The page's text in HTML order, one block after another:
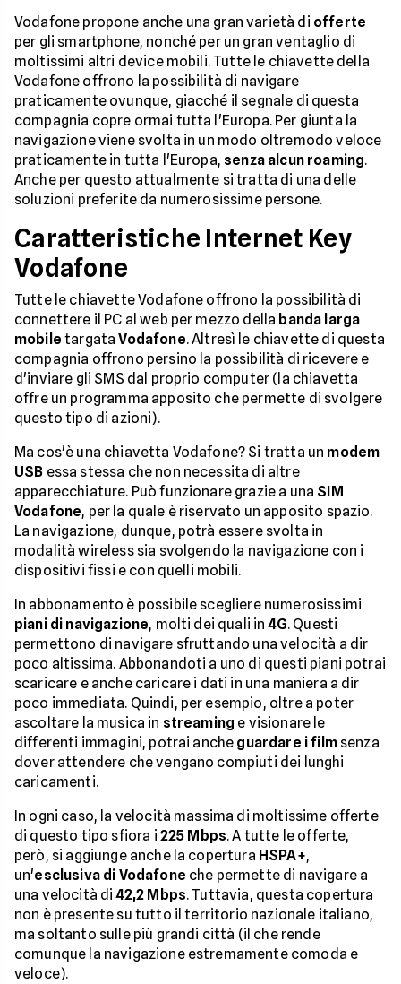
Vodafone propone anche una gran varietà di offerte
per gli smartphone, nonché per un gran ventaglio di
moltissimi altri device mobili. Tutte le chiavette della
Vodafone offrono la possibilità di navigare
praticamente ovunque, giacché il segnale di questa
compagnia copre ormai tutta l'Europa. Per giunta la
navigazione viene svolta in un modo oltremodo veloce
praticamente in tutta l'Europa, senza alcun roaming.
Anche per questo attualmente si tratta di una delle
soluzioni preferite da numerosissime persone.
Caratteristiche Internet Key
Vodafone
Tutte le chiavette Vodafone offrono la possibilità di
connettere il PC al web per mezzo della banda larga
mobile targataVodafone. Altresì le chiavette di questa
compagnia offrono persino la possibilità di ricevere e
d'inviare gli SMS dal proprio computer (la chiavetta
offre un programma apposito che permette di svolgere
questo tipo di azioni).
Ma cos'è una chiavetta Vodafone? Si tratta un modem
USB essa stessa che non necessita di altre
apparecchiature. Può funzionare grazie a una SIM
Vodafone, per la quale è riservato un apposito spazio.
La navigazione, dunque, potrà essere svolta in
modalità wireless sia svolgendo la navigazione con i
dispositivi fissi e con quelli mobili.
In abbonamento è possibile scegliere numerosissimi
piani di navigazione, molti dei quali in4G. Questi
permettono di navigare sfruttando una velocità a dir
poco altissima. Abbonandoti a uno di questi piani potrai
scaricare e anche caricare i dati in una maniera a dir
poco immediata. Quindi, per esempio, oltre a poter
ascoltare la musica in streaming e visionare le
differenti immagini, potrai anche guardare i filmsenza
dover attendere che vengano compiuti dei lunghi
caricamenti.
In ogni caso, la velocità massima di moltissime offerte
di questo tipo sfiora i 225 Mbps. A tutte le offerte,
però, si aggiunge anche la copertura HSPA+,
un'esclusiva di Vodafone che permette di navigare a
una velocità di42,2 Mbps. Tuttavia, questa copertura
non è presente su tutto il territorio nazionale italiano,
ma soltanto sulle più grandi città (il che rende
comunque la navigazione estremamente comoda e
veloce).